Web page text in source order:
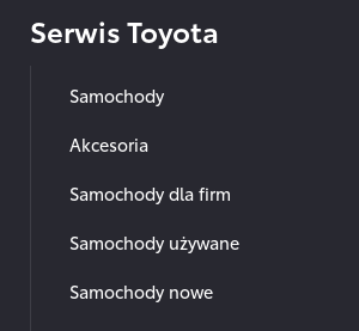
Serwis Toyota
Samochody
Akcesoria
Samochody dla firm
Samochody używane
Samochody nowe